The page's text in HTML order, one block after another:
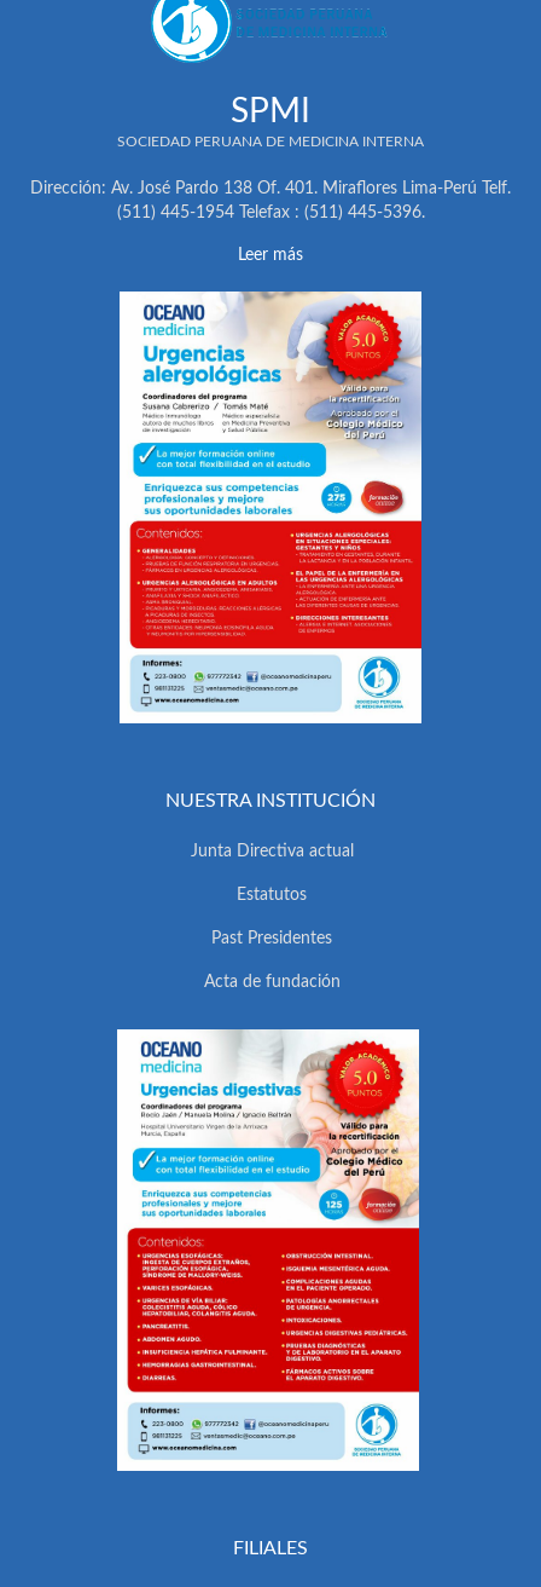
SPMI
SOCIEDAD PERUANA DE MEDICINA INTERNA
Dirección: Av. José Pardo 138 Of. 401. Miraflores Lima-Perú Telf.
(511) 445-1954 Telefax : (511) 445-5396.
Leer más
NUESTRA INSTITUCIÓN
Junta Directiva actual
Estatutos
Past Presidentes
Acta de fundación
FILIALES